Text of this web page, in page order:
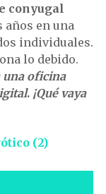
conyugal
años en una
individuales.
lo debido.
una oficina
. ¡Qué vaya
(2)